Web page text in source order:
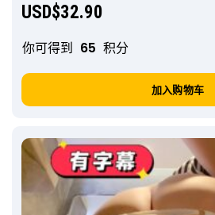
USD$32.90
你可得到 65 积分
加入购物车